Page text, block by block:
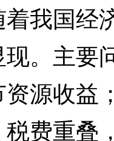
国经
。主要
源收益
费重叠